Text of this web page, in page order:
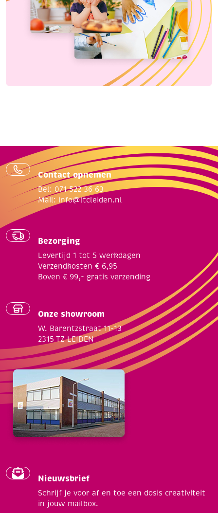
Contact opnemen
Bel: 071 522 36 63
Mail: info@ltcleiden.nl
Bezorging
Levertijd 1 tot 5 werkdagen
Verzendkosten € 6,95
Boven € 99,- gratis verzending
Onze showroom
W. Barentzstraat 11-13
2315 TZ LEIDEN
Nieuwsbrief
Schrijf je voor af en toe een dosis creativiteit
in jouw mailbox.